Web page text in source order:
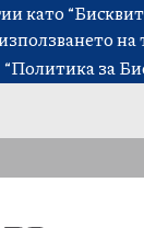
като
“Политика за